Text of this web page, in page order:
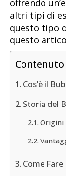
offrendo
altri tipi di
questo tipo
questo
Contenuto
Cos’è il
Storia del
Origini
Come